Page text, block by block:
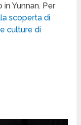
Yunnan. Per
scoperta di
culture di